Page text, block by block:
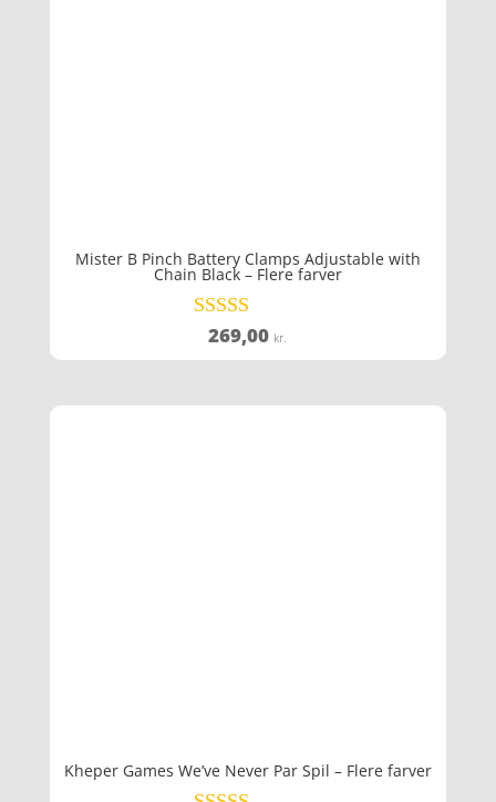
Mister B Pinch Battery Clamps Adjustable with
Chain Black – Flere farver
Vurderet
5
269,00 kr.
Kheper Games We’ve Never Par Spil – Flere farver